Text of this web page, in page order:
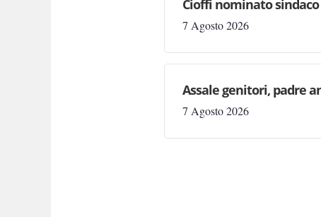
Cioffi nominato
7 Agosto 2026
Assale genitori, padre
7 Agosto 2026